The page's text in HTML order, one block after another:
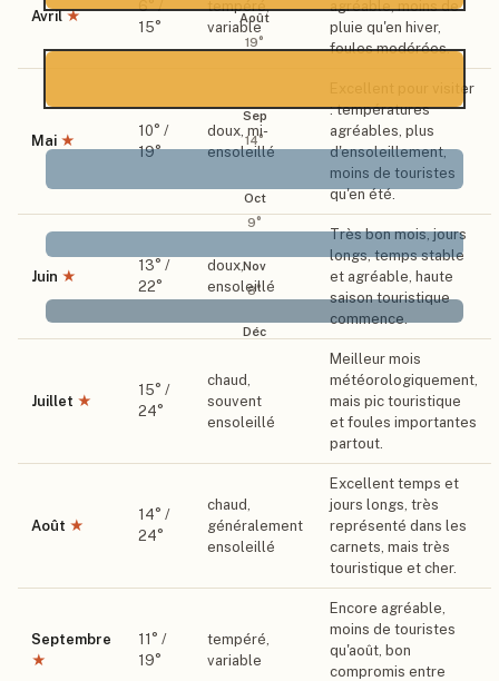
Août
19°
Sep
14°
Oct
9°
Nov
8°
Déc
Avril ★
6° /
15°
tempéré,
variable
agréable, moins de
pluie qu'en hiver,
foules modérées.
Mai ★
10° /
19°
doux, mi-
ensoleillé
Excellent pour visiter
: températures
agréables, plus
d'ensoleillement,
moins de touristes
qu'en été.
Juin ★
13° /
22°
doux,
ensoleillé
Très bon mois, jours
longs, temps stable
et agréable, haute
saison touristique
commence.
Juillet ★
15° /
24°
chaud,
souvent
ensoleillé
Meilleur mois
météorologiquement,
mais pic touristique
et foules importantes
partout.
Août ★
14° /
24°
chaud,
généralement
ensoleillé
Excellent temps et
jours longs, très
représenté dans les
carnets, mais très
touristique et cher.
Septembre
★
11 ° /
19°
tempéré,
variable
Encore agréable,
moins de touristes
qu'août, bon
compromis entre